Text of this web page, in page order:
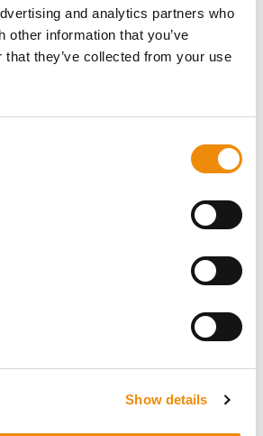
and analytics partners who
other information that you’ve
that they’ve collected from your use
Show details
den Winter
keine Zeit von Spannung oder
Unterstützung kannst du dafür
Mit Cavalor
Strucomash
hast du alles
auch während der Spooky Season
Forschungsleiterin bei Cavalor und